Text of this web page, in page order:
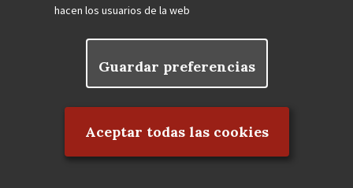
hacen los usuarios de la web
Guardar preferencias
Aceptar todas las cookies
LOCALIZADAS TRES BARANDILLAS ORIGINALES
DEL HOTEL FLORIDA DE ANTONIO PALACIOS
August 2023